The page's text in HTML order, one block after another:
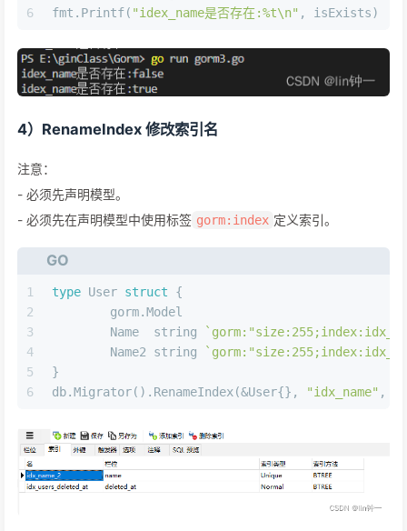
6
fmt.Printf( "idex_name是否存在:%t\n" , isExists)
4）RenameIndex 修改索引名
注意：
- 必须先声明模型。
- 必须先在声明模型中使用标签 gorm:index 定义索引。
GO
1
2
3
4
5
6
type User struct {
	gorm.Model
	Name
string
	Name2
string
}
db.Migrator().RenameIndex(&User{},
"idx_name" ,